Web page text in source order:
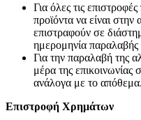
Για όλες τις
προϊόντα να είναι
επιστραφούν σε
ημερομηνία παραλαβής
Για την παραλαβή της
μέρα της
ανάλογα με το απόθεμα.
Επιστροφή Χρημάτων